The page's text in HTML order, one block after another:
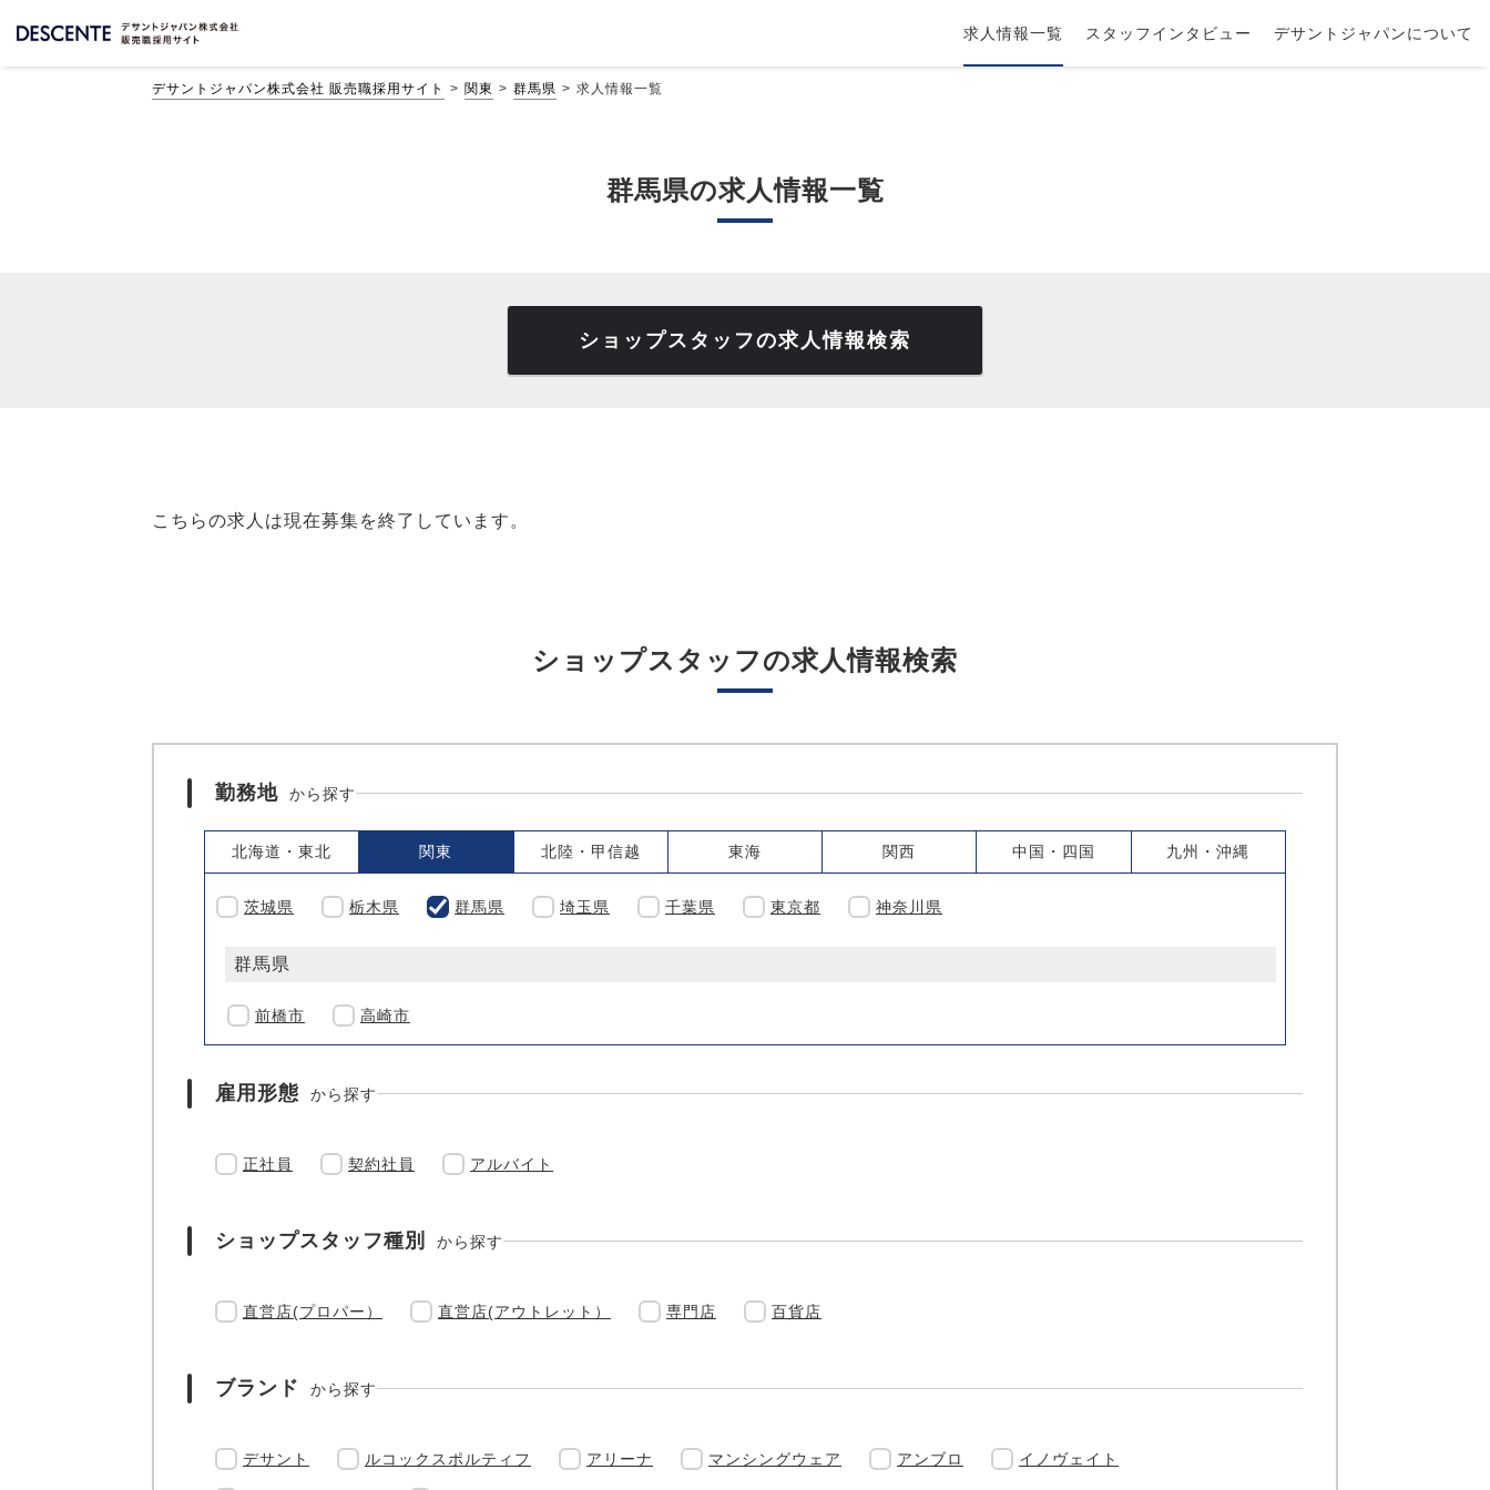
求人情報一覧 スタッフインタビュー デサントジャパンについて
デサントジャパン株式会社 販売職採用サイト 関東 群馬県 求人情報一覧
群馬県の求人情報一覧
ショップスタッフの求人情報検索
こちらの求人は現在募集を終了しています。
ショップスタッフの求人情報検索
勤務地 から探す
北海道・東北 関東 北陸・甲信越 東海 関西 中国・四国 九州・沖縄
茨城県 栃木県 群馬県 埼玉県 千葉県 東京都 神奈川県
群馬県
前橋市 高崎市
雇用形態 から探す
正社員 契約社員 アルバイト
ショップスタッフ種別 から探す
直営店(プロパー） 直営店(アウトレット） 専門店 百貨店
ブランド から探す
デサント ルコックスポルティフ アリーナ マンシングウェア アンブロ イノヴェイト